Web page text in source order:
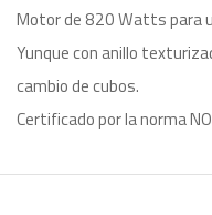
Motor de 820 Watts para
Yunque con anillo
cambio de cubos.
Certificado por la norma